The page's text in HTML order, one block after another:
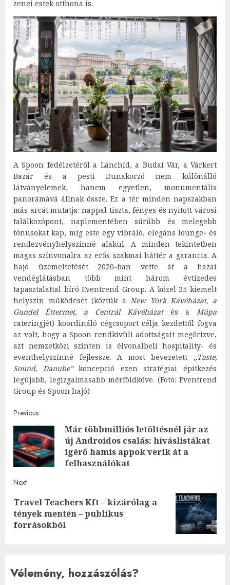
zenei estek otthona is.
A Spoon fedélzetéről a Lánchíd, a Budai Vár, a Várkert
Bazár és a pesti Dunakorzó nem különálló
látványelemek, hanem egyetlen, monumentális
panorámává állnak össze. Ez a tér minden napszakban
más arcát mutatja: nappal tiszta, fényes és nyitott városi
találkozópont, naplementében sűrűbb és melegebb
tónusokat kap, míg este egy vibráló, elegáns lounge- és
rendezvényhelyszínné alakul. A minden tekintetben
magas színvonalra az erős szakmai háttér a garancia. A
hajó üzemeltetését 2020-ban vette át a hazai
vendéglátásban több mint három évtizedes
tapasztalattal bíró Eventrend Group. A közel 35 kiemelt
helyszín működését (köztük a New York Kávéházat, a
Gundel Éttermet, a Centrál Kávéházatés a
Müpa
cateringjét) koordináló cégcsoport célja kezdettől fogva
az volt, hogy a Spoon rendkívüli adottságait megőrizve,
azt nemzetközi szinten is élvonalbeli hospitality- és
eventhelyszínné fejlessze. A most bevezetett „Taste,
Sound, Danube”koncepció ezen stratégiai építkezés
legújabb, legizgalmasabb mérföldköve. (Fotó: Eventrend
Group és Spoon hajó)
Post
navigation
Previous
Már többmilliós letöltésnél jár az
új Androidos csalás: híváslistákat
ígérő hamis appok verik át a
felhasználókat
Next
Next
post:
Travel Teachers Kft – kizárólag a
tények mentén – publikus
forrásokból
Vélemény, hozzászólás?